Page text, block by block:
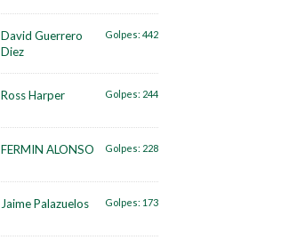
David Guerrero
Diez
Golpes: 442
Ross Harper Golpes: 244
FERMIN ALONSO Golpes: 228
Jaime Palazuelos Golpes: 173